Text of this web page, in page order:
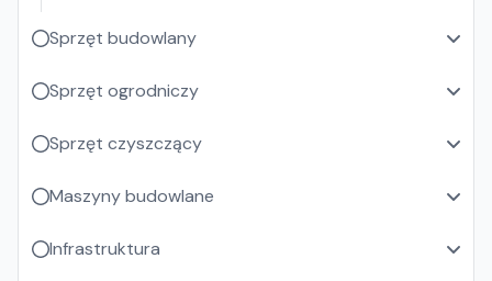
Sprzęt budowlany
Sprzęt ogrodniczy
Sprzęt czyszczący
Maszyny budowlane
Infrastruktura